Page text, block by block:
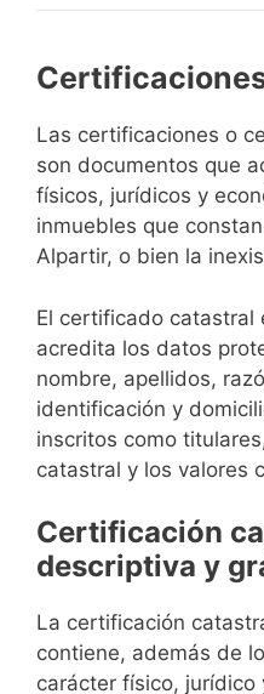
Las certificaciones o
son documentos que
físicos, jurídicos y
inmuebles que
Alpartir, o bien la
El certificado catastral
acredita los datos
nombre, apellidos,
identificación y
inscritos como
catastral y los valores
Certificación
descriptiva y
La certificación
contiene, además de
carácter físico, jurídico